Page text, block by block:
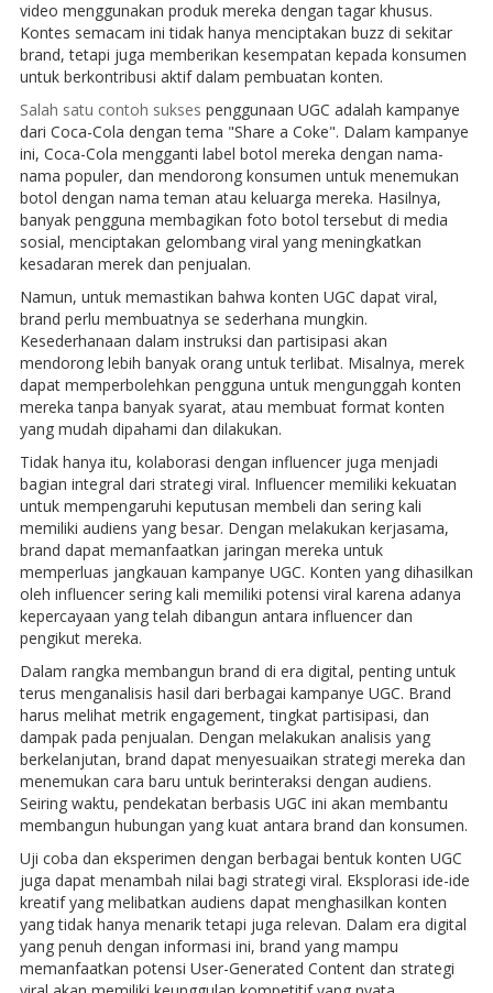
video menggunakan produk mereka dengan tagar khusus.
Kontes semacam ini tidak hanya menciptakan buzz di sekitar
brand, tetapi juga memberikan kesempatan kepada konsumen
untuk berkontribusi aktif dalam pembuatan konten.
Salah satu contoh sukses penggunaan UGC adalah kampanye
dari Coca-Cola dengan tema "Share a Coke". Dalam kampanye
ini, Coca-Cola mengganti label botol mereka dengan nama-
nama populer, dan mendorong konsumen untuk menemukan
botol dengan nama teman atau keluarga mereka. Hasilnya,
banyak pengguna membagikan foto botol tersebut di media
sosial, menciptakan gelombang viral yang meningkatkan
kesadaran merek dan penjualan.
Namun, untuk memastikan bahwa konten UGC dapat viral,
brand perlu membuatnya se sederhana mungkin.
Kesederhanaan dalam instruksi dan partisipasi akan
mendorong lebih banyak orang untuk terlibat. Misalnya, merek
dapat memperbolehkan pengguna untuk mengunggah konten
mereka tanpa banyak syarat, atau membuat format konten
yang mudah dipahami dan dilakukan.
Tidak hanya itu, kolaborasi dengan influencer juga menjadi
bagian integral dari strategi viral. Influencer memiliki kekuatan
untuk mempengaruhi keputusan membeli dan sering kali
memiliki audiens yang besar. Dengan melakukan kerjasama,
brand dapat memanfaatkan jaringan mereka untuk
memperluas jangkauan kampanye UGC. Konten yang dihasilkan
oleh influencer sering kali memiliki potensi viral karena adanya
kepercayaan yang telah dibangun antara influencer dan
pengikut mereka.
Dalam rangka membangun brand di era digital, penting untuk
terus menganalisis hasil dari berbagai kampanye UGC. Brand
harus melihat metrik engagement, tingkat partisipasi, dan
dampak pada penjualan. Dengan melakukan analisis yang
berkelanjutan, brand dapat menyesuaikan strategi mereka dan
menemukan cara baru untuk berinteraksi dengan audiens.
Seiring waktu, pendekatan berbasis UGC ini akan membantu
membangun hubungan yang kuat antara brand dan konsumen.
Uji coba dan eksperimen dengan berbagai bentuk konten UGC
juga dapat menambah nilai bagi strategi viral. Eksplorasi ide-ide
kreatif yang melibatkan audiens dapat menghasilkan konten
yang tidak hanya menarik tetapi juga relevan. Dalam era digital
yang penuh dengan informasi ini, brand yang mampu
memanfaatkan potensi User-Generated Content dan strategi